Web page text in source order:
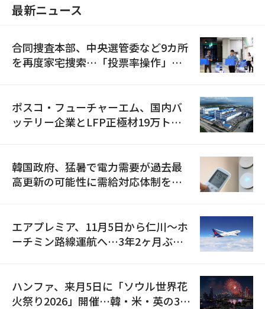
最新ニュース
合同捜査本部、中央選管委など9カ所
を再度家宅捜索…「投票率操作」の
ポスコ・フューチャーエム、国内バ
ッテリー企業とLFP正極材19万トン
韓国政府、猛暑で電力需要が過去最
高更新の可能性に需給対応体制を点
エアプレミア、11月5日から仁川〜ホ
ーチミン路線運航へ…3年2ヶ月ぶり
ハンファ、来月5日に「ソウル世界花
火祭り2026」開催…韓・米・英の3カ